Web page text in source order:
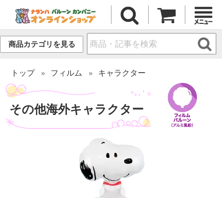
商品カテゴリを見る
トップ フィルム キャラクター
その他海外キャラクター